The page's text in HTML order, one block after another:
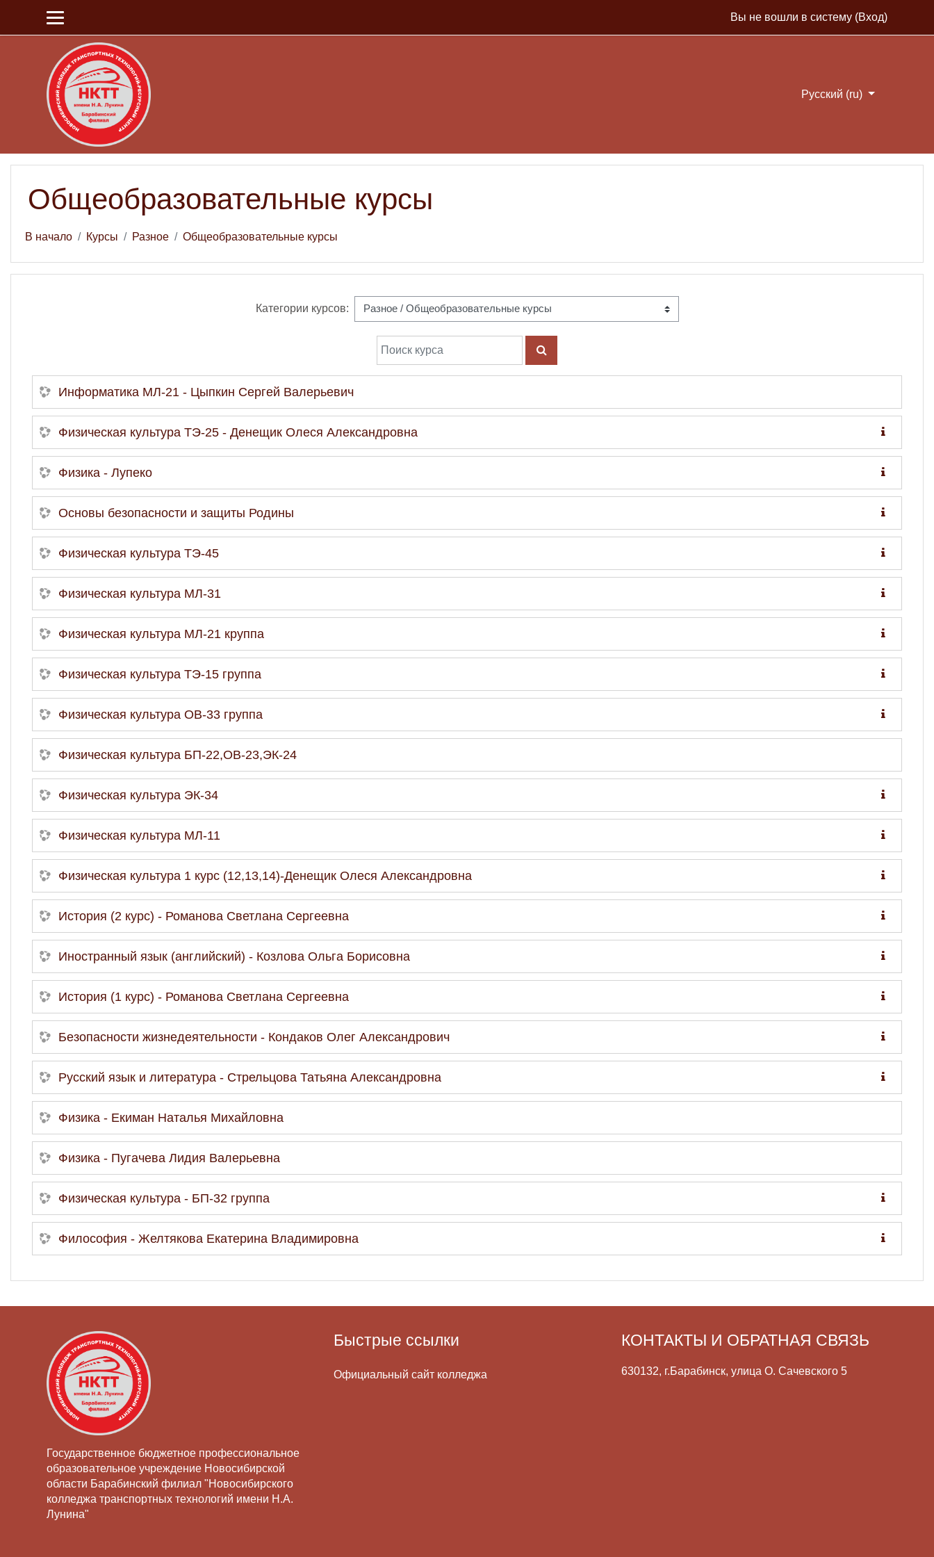
Вы не вошли в систему (Вход)
Русский ‎(ru)‎
Общеобразовательные курсы
В начало Курсы Разное Общеобразовательные курсы
Категории курсов:
Поиск курса
ПОИСК КУРСА
Информатика МЛ-21 - Цыпкин Сергей Валерьевич
Физическая культура ТЭ-25 - Денещик Олеся Александровна
Физика - Лупеко
Основы безопасности и защиты Родины
Физическая культура ТЭ-45
Физическая культура МЛ-31
Физическая культура МЛ-21 круппа
Физическая культура ТЭ-15 группа
Физическая культура ОВ-33 группа
Физическая культура БП-22,ОВ-23,ЭК-24
Физическая культура ЭК-34
Физическая культура МЛ-11
Физическая культура 1 курс (12,13,14)-Денещик Олеся Александровна
История (2 курс) - Романова Светлана Сергеевна
Иностранный язык (английский) - Козлова Ольга Борисовна
История (1 курс) - Романова Светлана Сергеевна
Безопасности жизнедеятельности - Кондаков Олег Александрович
Русский язык и литература - Стрельцова Татьяна Александровна
Физика - Екиман Наталья Михайловна
Физика - Пугачева Лидия Валерьевна
Физическая культура - БП-32 группа
Философия - Желтякова Екатерина Владимировна
Государственное бюджетное профессиональное
образовательное учреждение Новосибирской
области Барабинский филиал "Новосибирского
колледжа транспортных технологий имени Н.А.
Лунина"
Быстрые ссылки
Официальный сайт колледжа
КОНТАКТЫ И ОБРАТНАЯ СВЯЗЬ
630132, г.Барабинск, улица О. Сачевского 5